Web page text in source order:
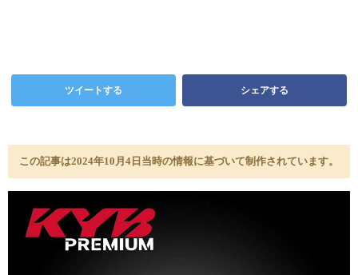
ツイートする シェアする
この記事は2024年10月4日当時の情報に基づいて制作されています。